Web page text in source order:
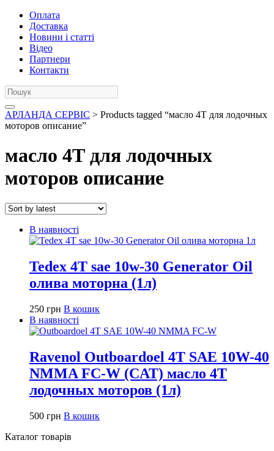
Оплата
Доставка
Новини і статті
Відео
Партнери
Контакти
АРЛАНДА СЕРВІС > Products tagged “масло 4Т для лодочных
моторов описание”
масло 4Т для лодочных
моторов описание
В наявності
Tedex 4T sae 10w-30 Generator Oil
олива моторна (1л)
250 грн В кошик
В наявності
Ravenol Outboardoel 4T SAE 10W-40
NMMA FC-W (CAT) масло 4Т
лодочных моторов (1л)
500 грн В кошик
Каталог товарів